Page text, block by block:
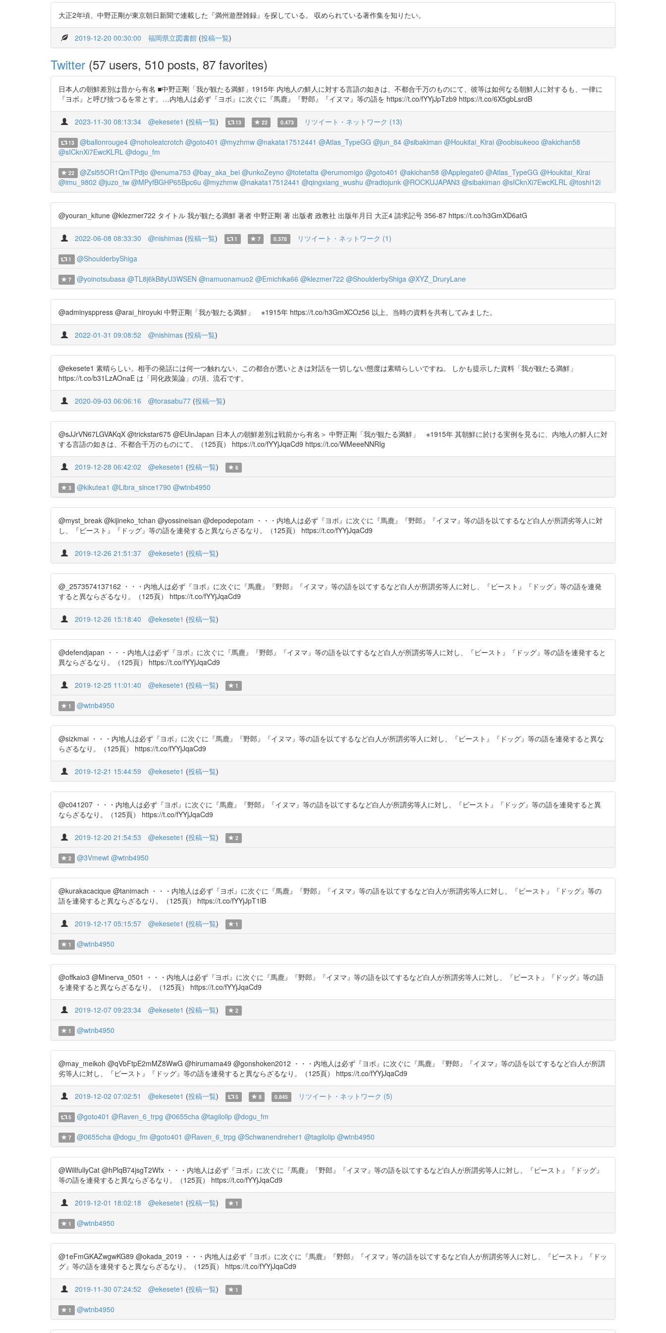
大正2年頃、中野正剛が東京朝日新聞で連載した『満州遊歴雑録』を探している。 収められている著作集を知りたい。
2019-12-20 00:30:00 福岡県立図書館 (投稿一覧)
Twitter (57 users, 510 posts, 87 favorites)
日本人の朝鮮差別は昔から有名 ■中野正剛「我が観たる満鮮」1915年 内地人の鮮人に対する言語の如きは、不都合千万のものにて、彼等は如何なる朝鮮人に対するも、一律に
『ヨボ』と呼び捨つるを常とす。…内地人は必ず『ヨボ』に次ぐに『馬鹿』『野郎』『イヌマ』等の語を https://t.co/fYYjJpTzb9 https://t.co/6X5gbLsrdB
2023-11-30 08:13:34 @ekesete1 (投稿一覧) 13 22 0.473 リツイート・ネットワーク (13)
13 @ballonrouge4 @noholeatcrotch @goto401 @myzhmw @nakata17512441 @Atlas_TypeGG @jun_84 @sibakiman @Houkitai_Kirai @oobisukeoo @akichan58
@sICknXi7EwcKLRL @dogu_fm
22 @Zsl55OR1QmTPdjo @enuma753 @bay_aka_bei @unkoZeyno @totetatta @erumomigo @goto401 @akichan58 @Applegate0 @Atlas_TypeGG @Houkitai_Kirai
@imu_9802 @juzo_tw @MPyfBGHP65Bpc6u @myzhmw @nakata17512441 @qingxiang_wushu @radiojunk @ROCKUJAPAN3 @sibakiman @sICknXi7EwcKLRL @toshi12i
@youran_kitune @klezmer722 タイトル 我が観たる満鮮 著者 中野正剛 著 出版者 政教社 出版年月日 大正4 請求記号 356-87 https://t.co/h3GmXD6atG
2022-06-08 08:33:30 @nishimas (投稿一覧) 1 7 0.378 リツイート・ネットワーク (1)
1 @ShoulderbyShiga
7 @yoinotsubasa @TL8j6kB8yU3WSEN @namuonamuo2 @Emichika66 @klezmer722 @ShoulderbyShiga @XYZ_DruryLane
@adminysppress @arai_hiroyuki 中野正剛「我が観たる満鮮」 ※1915年 https://t.co/h3GmXCOz56 以上、当時の資料を共有してみました。
2022-01-31 09:08:52 @nishimas (投稿一覧)
@ekesete1 素晴らしい。相手の発話には何一つ触れない、この都合が悪いときは対話を一切しない態度は素晴らしいですね。 しかも提示した資料「我が観たる満鮮」
https://t.co/b31LzAOnaE は「同化政策論」の項。流石です。
2020-09-03 06:06:16 @torasabu77 (投稿一覧)
@sJJrVN67LGVAKqX @trickstar675 @EUinJapan 日本人の朝鮮差別は戦前から有名＞ 中野正剛「我が観たる満鮮」 ※1915年 其朝鮮に於ける実例を見るに、内地人の鮮人に対
する言語の如きは、不都合千万のものにて、（125頁） https://t.co/fYYjJqaCd9 https://t.co/WMeeeNNRIg
2019-12-28 06:42:02 @ekesete1 (投稿一覧) 6
3 @kikutea1 @Libra_since1790 @wtnb4950
@myst_break @kijineko_tchan @yossineisan @depodepotam ・・・内地人は必ず『ヨボ』に次ぐに『馬鹿』『野郎』『イヌマ』等の語を以てするなど白人が所謂劣等人に対
し、『ビースト』『ドッグ』等の語を連発すると異ならざるなり。（125頁） https://t.co/fYYjJqaCd9
2019-12-26 21:51:37 @ekesete1 (投稿一覧)
@_2573574137162 ・・・内地人は必ず『ヨボ』に次ぐに『馬鹿』『野郎』『イヌマ』等の語を以てするなど白人が所謂劣等人に対し、『ビースト』『ドッグ』等の語を連発
すると異ならざるなり。（125頁） https://t.co/fYYjJqaCd9
2019-12-26 15:18:40 @ekesete1 (投稿一覧)
@defendjapan ・・・内地人は必ず『ヨボ』に次ぐに『馬鹿』『野郎』『イヌマ』等の語を以てするなど白人が所謂劣等人に対し、『ビースト』『ドッグ』等の語を連発すると
異ならざるなり。（125頁） https://t.co/fYYjJqaCd9
2019-12-25 11:01:40 @ekesete1 (投稿一覧) 1
1 @wtnb4950
@sizkmai ・・・内地人は必ず『ヨボ』に次ぐに『馬鹿』『野郎』『イヌマ』等の語を以てするなど白人が所謂劣等人に対し、『ビースト』『ドッグ』等の語を連発すると異な
らざるなり。（125頁） https://t.co/fYYjJqaCd9
2019-12-21 15:44:59 @ekesete1 (投稿一覧)
@c041207 ・・・内地人は必ず『ヨボ』に次ぐに『馬鹿』『野郎』『イヌマ』等の語を以てするなど白人が所謂劣等人に対し、『ビースト』『ドッグ』等の語を連発すると異
ならざるなり。（125頁） https://t.co/fYYjJqaCd9
2019-12-20 21:54:53 @ekesete1 (投稿一覧) 2
2 @3Vmewt @wtnb4950
@kurakacacique @tanimach ・・・内地人は必ず『ヨボ』に次ぐに『馬鹿』『野郎』『イヌマ』等の語を以てするなど白人が所謂劣等人に対し、『ビースト』『ドッグ』等の
語を連発すると異ならざるなり。（125頁） https://t.co/fYYjJpT1lB
2019-12-17 05:15:57 @ekesete1 (投稿一覧) 1
1 @wtnb4950
@offkaio3 @Minerva_0501 ・・・内地人は必ず『ヨボ』に次ぐに『馬鹿』『野郎』『イヌマ』等の語を以てするなど白人が所謂劣等人に対し、『ビースト』『ドッグ』等の語
を連発すると異ならざるなり。（125頁） https://t.co/fYYjJqaCd9
2019-12-07 09:23:34 @ekesete1 (投稿一覧) 2
1 @wtnb4950
@may_meikoh @qVbFtpE2mMZ8WwG @hirumama49 @gonshoken2012 ・・・内地人は必ず『ヨボ』に次ぐに『馬鹿』『野郎』『イヌマ』等の語を以てするなど白人が所謂
劣等人に対し、『ビースト』『ドッグ』等の語を連発すると異ならざるなり。（125頁） https://t.co/fYYjJqaCd9
2019-12-02 07:02:51 @ekesete1 (投稿一覧) 5 8 0.845 リツイート・ネットワーク (5)
5 @goto401 @Raven_6_trpg @0655cha @tagilolip @dogu_fm
7 @0655cha @dogu_fm @goto401 @Raven_6_trpg @Schwanendreher1 @tagilolip @wtnb4950
@WillfullyCat @hPlqB74jsgT2Wfx ・・・内地人は必ず『ヨボ』に次ぐに『馬鹿』『野郎』『イヌマ』等の語を以てするなど白人が所謂劣等人に対し、『ビースト』『ドッグ』
等の語を連発すると異ならざるなり。（125頁） https://t.co/fYYjJqaCd9
2019-12-01 18:02:18 @ekesete1 (投稿一覧) 1
1 @wtnb4950
@1eFmGKAZwgwKG89 @okada_2019 ・・・内地人は必ず『ヨボ』に次ぐに『馬鹿』『野郎』『イヌマ』等の語を以てするなど白人が所謂劣等人に対し、『ビースト』『ドッ
グ』等の語を連発すると異ならざるなり。（125頁） https://t.co/fYYjJqaCd9
2019-11-30 07:24:52 @ekesete1 (投稿一覧) 1
1 @wtnb4950